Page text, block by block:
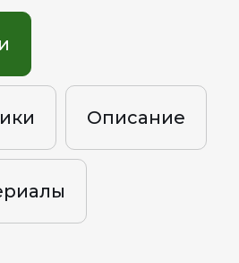
Описание